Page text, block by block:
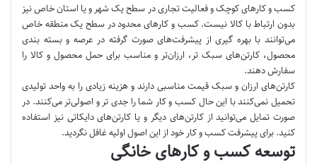
کسب و کارهای کوچک و فعالیت تجاری در سطح یک شهر و یا استان خاص نیز
بدون ارتباط با کالا نیست. کسب و کارهای محدود در سطح یک منطقه خاص
می‌توانند با بهره گیری از پیشرفت‌های صورت گرفته در عرصه و بسته بندی
محصول، کارتن‌های سبک تر، ارزان‌تر و مناسب برای حمل محصول و کالا را
سفارش دهند.
کارتن‌های ارزان و سبک قیمت مناسبی دارند و هزینه زیادی را به واحد تولیدی
تحمیل نمی‌کنند با این حال کسب و کار شما را جدی تر و اصولی‌تر می‌کنند. در
صورت تمایل می‌توانید از کارتن‌های دیگر و یا کارتن‌های دایکاتی نیز استفاده
کنید. برای پیشرفت کسب و کار خود از این اصول اولیه غافل نگردید.
توسعه کسب و کارهای خانگی